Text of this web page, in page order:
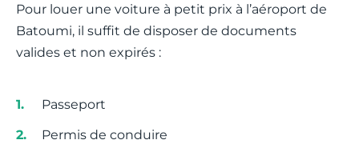
Pour louer une voiture à petit prix à l’aéroport de
Batoumi, il suffit de disposer de documents
valides et non expirés :
Passeport
Permis de conduire